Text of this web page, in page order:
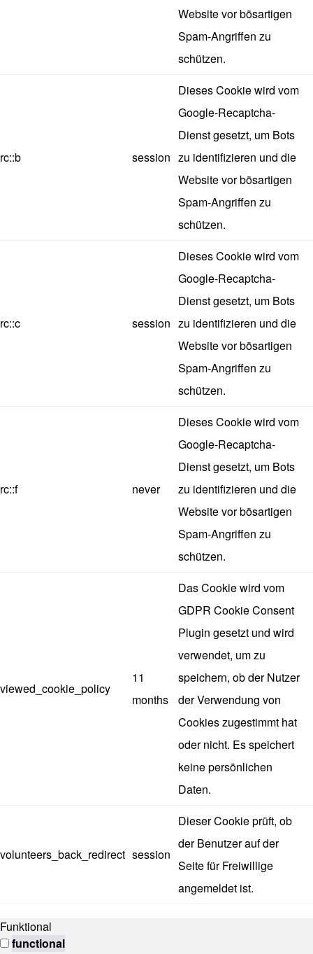
Website vor bösartigen
Spam-Angriffen zu
schützen.
rc::b session
Dieses Cookie wird vom
Google-Recaptcha-
Dienst gesetzt, um Bots
zu identifizieren und die
Website vor bösartigen
Spam-Angriffen zu
schützen.
rc::c session
Dieses Cookie wird vom
Google-Recaptcha-
Dienst gesetzt, um Bots
zu identifizieren und die
Website vor bösartigen
Spam-Angriffen zu
schützen.
rc::f never
Dieses Cookie wird vom
Google-Recaptcha-
Dienst gesetzt, um Bots
zu identifizieren und die
Website vor bösartigen
Spam-Angriffen zu
schützen.
viewed_cookie_policy
11
months
Das Cookie wird vom
GDPR Cookie Consent
Plugin gesetzt und wird
verwendet, um zu
speichern, ob der Nutzer
der Verwendung von
Cookies zugestimmt hat
oder nicht. Es speichert
keine persönlichen
Daten.
volunteers_back_redirect session
Dieser Cookie prüft, ob
der Benutzer auf der
Seite für Freiwillige
angemeldet ist.
Funktional
functional